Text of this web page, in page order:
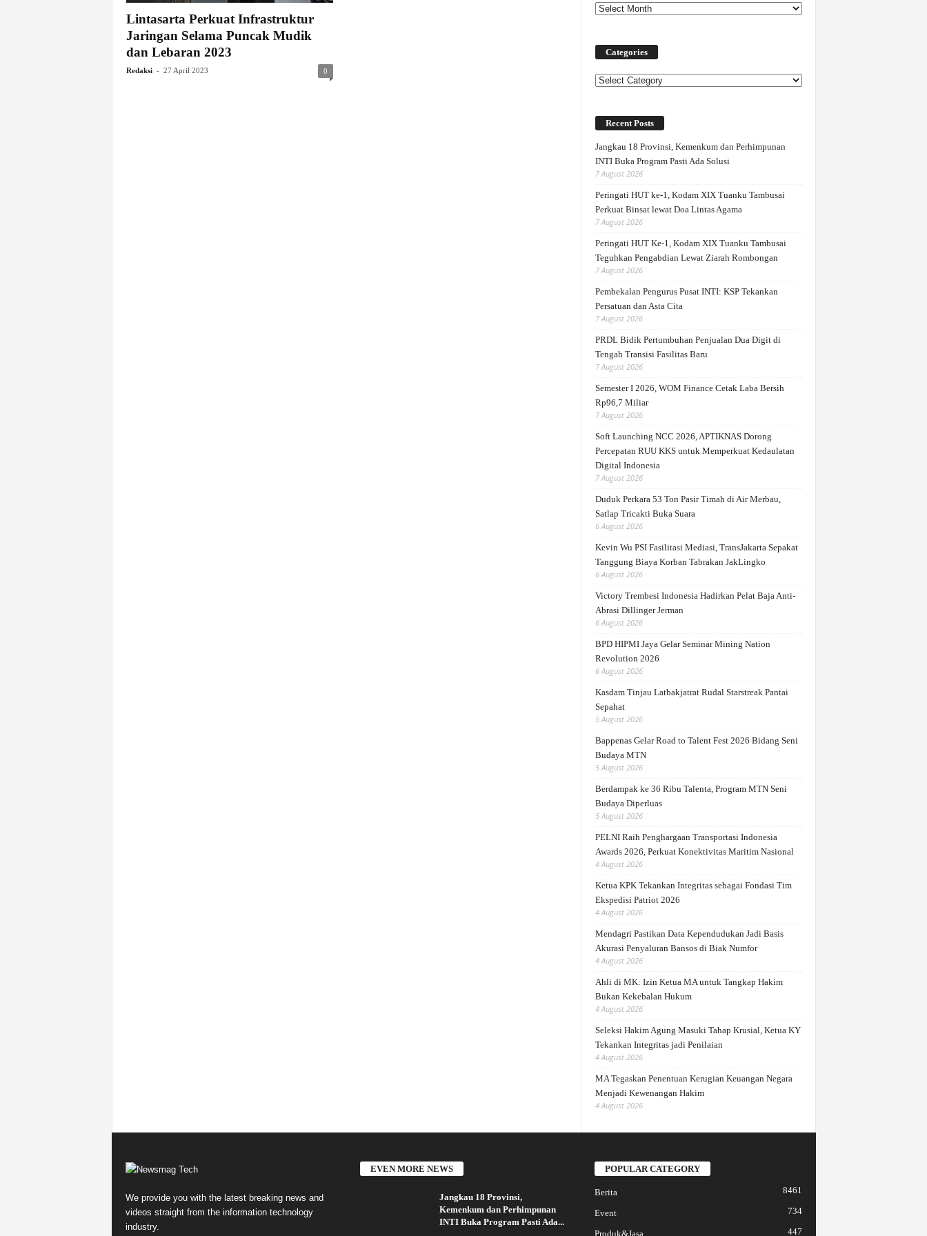
Lintasarta Perkuat Infrastruktur
Jaringan Selama Puncak Mudik
dan Lebaran 2023
Redaksi - 27 April 2023 0
Categories
Categories
Recent Posts
Jangkau 18 Provinsi, Kemenkum dan Perhimpunan
INTI Buka Program Pasti Ada Solusi
7 August 2026
Peringati HUT ke-1, Kodam XIX Tuanku Tambusai
Perkuat Binsat lewat Doa Lintas Agama
7 August 2026
Peringati HUT Ke-1, Kodam XIX Tuanku Tambusai
Teguhkan Pengabdian Lewat Ziarah Rombongan
7 August 2026
Pembekalan Pengurus Pusat INTI: KSP Tekankan
Persatuan dan Asta Cita
7 August 2026
PRDL Bidik Pertumbuhan Penjualan Dua Digit di
Tengah Transisi Fasilitas Baru
7 August 2026
Semester I 2026, WOM Finance Cetak Laba Bersih
Rp96,7 Miliar
7 August 2026
Soft Launching NCC 2026, APTIKNAS Dorong
Percepatan RUU KKS untuk Memperkuat Kedaulatan
Digital Indonesia
7 August 2026
Duduk Perkara 53 Ton Pasir Timah di Air Merbau,
Satlap Tricakti Buka Suara
6 August 2026
Kevin Wu PSI Fasilitasi Mediasi, TransJakarta Sepakat
Tanggung Biaya Korban Tabrakan JakLingko
6 August 2026
Victory Trembesi Indonesia Hadirkan Pelat Baja Anti-
Abrasi Dillinger Jerman
6 August 2026
BPD HIPMI Jaya Gelar Seminar Mining Nation
Revolution 2026
6 August 2026
Kasdam Tinjau Latbakjatrat Rudal Starstreak Pantai
Sepahat
5 August 2026
Bappenas Gelar Road to Talent Fest 2026 Bidang Seni
Budaya MTN
5 August 2026
Berdampak ke 36 Ribu Talenta, Program MTN Seni
Budaya Diperluas
5 August 2026
PELNI Raih Penghargaan Transportasi Indonesia
Awards 2026, Perkuat Konektivitas Maritim Nasional
4 August 2026
Ketua KPK Tekankan Integritas sebagai Fondasi Tim
Ekspedisi Patriot 2026
4 August 2026
Mendagri Pastikan Data Kependudukan Jadi Basis
Akurasi Penyaluran Bansos di Biak Numfor
4 August 2026
Ahli di MK: Izin Ketua MA untuk Tangkap Hakim
Bukan Kekebalan Hukum
4 August 2026
Seleksi Hakim Agung Masuki Tahap Krusial, Ketua KY
Tekankan Integritas jadi Penilaian
4 August 2026
MA Tegaskan Penentuan Kerugian Keuangan Negara
Menjadi Kewenangan Hakim
4 August 2026
We provide you with the latest breaking news and
videos straight from the information technology
industry.
EVEN MORE NEWS
Jangkau 18 Provinsi,
Kemenkum dan Perhimpunan
INTI Buka Program Pasti Ada...
POPULAR CATEGORY
Berita 8461
Event 734
Produk&Jasa 447